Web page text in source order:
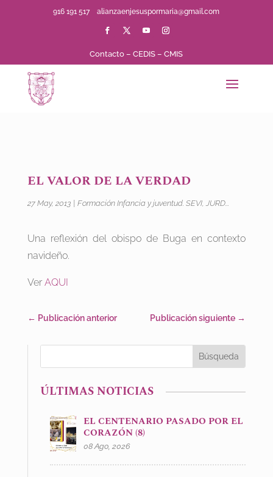
916 191 517alianzaenjesuspormaria@gmail.com
Contacto –CEDIS –CMIS
EL VALOR DE LA VERDAD
27 May, 2013 Formación Infancia y juventud. SEVI, JURD...
Una reflexión del obispo de Buga en contexto
navideño.
Ver AQUI
← Publicación anterior Publicación siguiente →
ÚLTIMAS NOTICIAS
EL CENTENARIO PASADO POR EL
CORAZÓN (8)
08 Ago, 2026